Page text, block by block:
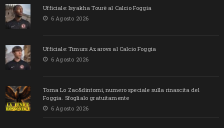
Ufficiale: Isyakha Tourè al Calcio Foggia
6 Agosto 2026
Ufficiale: Timurs Azarovs al Calcio Foggia
6 Agosto 2026
Torna Lo Zac&dintorni, numero speciale sulla rinascita del
Foggia. Sfoglialo gratuitamente
6 Agosto 2026